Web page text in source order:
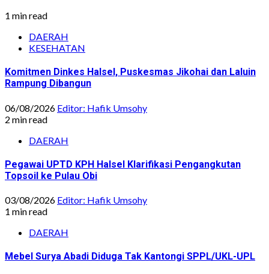
1 min read
DAERAH
KESEHATAN
Komitmen Dinkes Halsel, Puskesmas Jikohai dan Laluin
Rampung Dibangun
06/08/2026 Editor: Hafik Umsohy
2 min read
DAERAH
Pegawai UPTD KPH Halsel Klarifikasi Pengangkutan
Topsoil ke Pulau Obi
03/08/2026 Editor: Hafik Umsohy
1 min read
DAERAH
Mebel Surya Abadi Diduga Tak Kantongi SPPL/UKL-UPL